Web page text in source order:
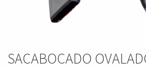
SACABOCADO